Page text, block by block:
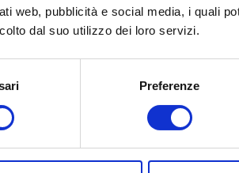
web, pubblicità e social media, i quali
dal suo utilizzo dei loro servizi.
Preferenze